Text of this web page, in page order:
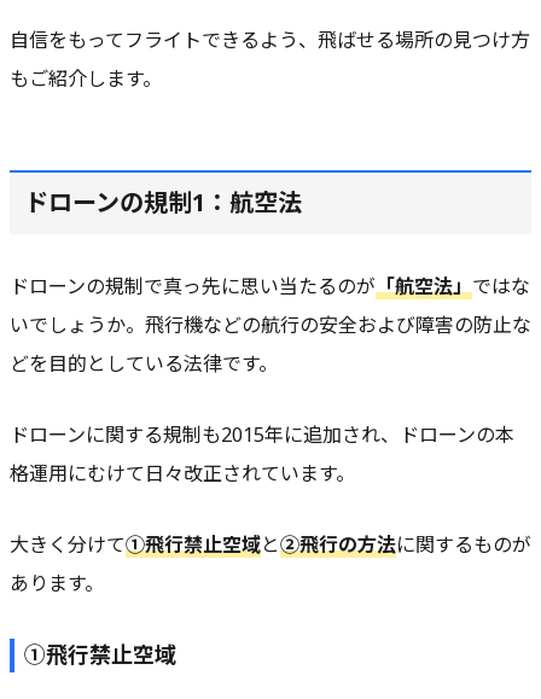
自信をもってフライトできるよう、飛ばせる場所の見つけ方
もご紹介します。
ドローンの規制1：航空法
ドローンの規制で真っ先に思い当たるのが「航空法」ではな
いでしょうか。飛行機などの航行の安全および障害の防止な
どを目的としている法律です。
ドローンに関する規制も2015年に追加され、ドローンの本
格運用にむけて日々改正されています。
大きく分けて①飛行禁止空域と②飛行の方法に関するものが
あります。
①飛行禁止空域